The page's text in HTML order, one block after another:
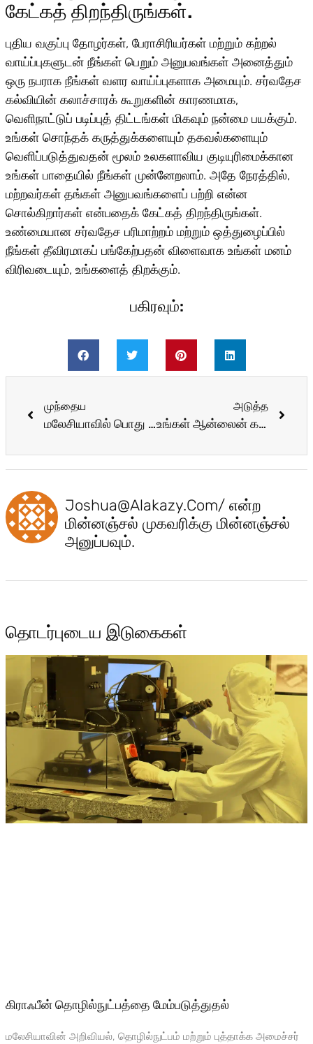
கேட்கத் திறந்திருங்கள்.
புதிய வகுப்பு தோழர்கள், பேராசிரியர்கள் மற்றும் கற்றல்
வாய்ப்புகளுடன் நீங்கள் பெறும் அனுபவங்கள் அனைத்தும்
ஒரு நபராக நீங்கள் வளர வாய்ப்புகளாக அமையும். சர்வதேச
கல்வியின் கலாச்சாரக் கூறுகளின் காரணமாக,
வெளிநாட்டுப் படிப்புத் திட்டங்கள் மிகவும் நன்மை பயக்கும்.
உங்கள் சொந்தக் கருத்துக்களையும் தகவல்களையும்
வெளிப்படுத்துவதன் மூலம் உலகளாவிய குடியுரிமைக்கான
உங்கள் பாதையில் நீங்கள் முன்னேறலாம். அதே நேரத்தில்,
மற்றவர்கள் தங்கள் அனுபவங்களைப் பற்றி என்ன
சொல்கிறார்கள் என்பதைக் கேட்கத் திறந்திருங்கள்.
உண்மையான சர்வதேச பரிமாற்றம் மற்றும் ஒத்துழைப்பில்
நீங்கள் தீவிரமாகப் பங்கேற்பதன் விளைவாக உங்கள் மனம்
விரிவடையும், உங்களைத் திறக்கும்.
பகிரவும்:
முந்தைய
மலேசியாவில் பொது மற்றும் தனியார் பள்ளிகளுக்கு இடையிலான வேறுபாடு
அடுத்த
உங்கள் ஆன்லைன் கற்றல் நேரத்தை அதிகப்படுத்துவதற்கான ஐந்து பரிந்துரைகள்
Joshua@alakazy.com/ என்ற
மின்னஞ்சல் முகவரிக்கு மின்னஞ்சல்
அனுப்பவும்.
தொடர்புடைய இடுகைகள்
கிராஃபீன் தொழில்நுட்பத்தை மேம்படுத்துதல்
மலேசியாவின் அறிவியல், தொழில்நுட்பம் மற்றும் புத்தாக்க அமைச்சர்